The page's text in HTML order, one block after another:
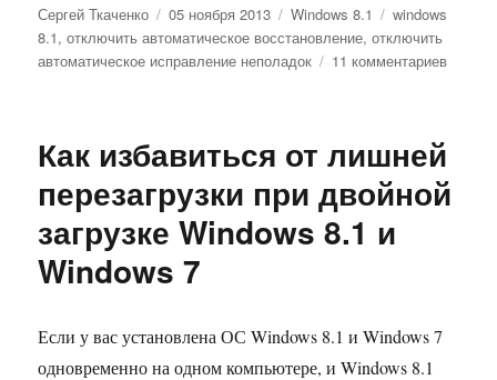
Автор
Сергей Ткаченко Опубликовано
05 ноября 2013 Рубрики
Windows 8.1 Метки
windows
8.1,отключить автоматическое восстановление,отключить
автоматическое исправление неполадок
11 комментариевк
Как избавиться от лишней
перезагрузки при двойной
загрузке Windows 8.1 и
Windows 7
Если у вас установлена ​​ОС Windows 8.1 и Windows 7
одновременно на одном компьютере, и Windows 8.1